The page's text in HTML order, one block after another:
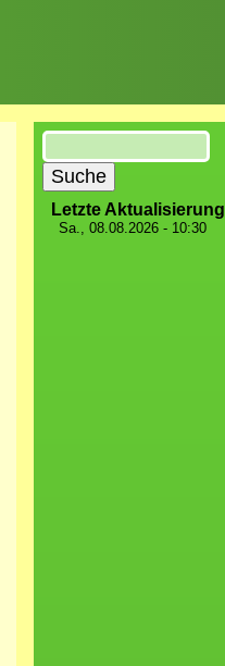
Suche
Letzte Aktualisierung
Sa., 08.08.2026 - 10:30